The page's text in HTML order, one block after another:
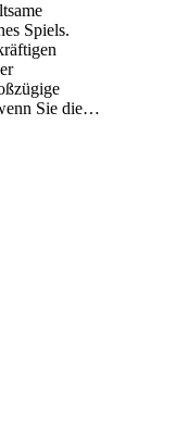
Spiels.
Sie die…